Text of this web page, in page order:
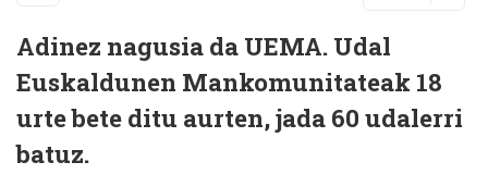
Adinez nagusia da UEMA. Udal
Euskaldunen Mankomunitateak 18
urte bete ditu aurten, jada 60 udalerri
batuz.